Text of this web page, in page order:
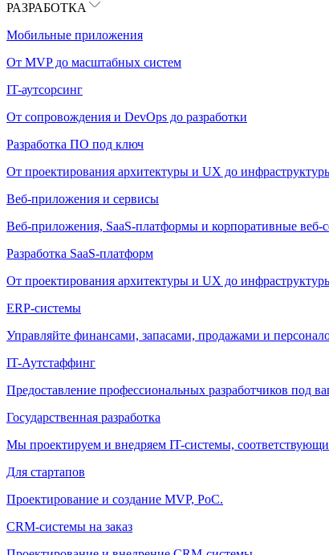
РАЗРАБОТКА
Мобильные приложения
От MVP до масштабных систем
IT-аутсорсинг
От сопровождения и DevOps до разработки
Разработка ПО под ключ
От проектирования архитектуры и UX до
Веб-приложения и сервисы
Веб-приложения, SaaS-платформы и корпоративные веб-
Разработка SaaS-платформ
От проектирования архитектуры и UX до
ERP-системы
Управляйте финансами, запасами, продажами и
IT-Аутстаффинг
Предоставление профессиональных разработчиков под
Государственная разработка
Мы проектируем и внедряем IT-системы,
Для стартапов
Проектирование и создание MVP, PoC.
CRM-системы на заказ